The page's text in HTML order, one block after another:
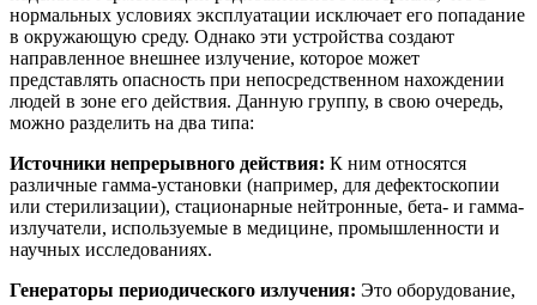
нормальных условиях эксплуатации исключает его попадание
в окружающую среду. Однако эти устройства создают
направленное внешнее излучение, которое может
представлять опасность при непосредственном нахождении
людей в зоне его действия. Данную группу, в свою очередь,
можно разделить на два типа:
Источники непрерывного действия: К ним относятся
различные гамма-установки (например, для дефектоскопии
или стерилизации), стационарные нейтронные, бета- и гамма-
излучатели, используемые в медицине, промышленности и
научных исследованиях.
Генераторы периодического излучения: Это оборудование,